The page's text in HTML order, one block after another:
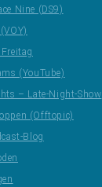
Nine (DS9)
(YouTube)
– Late-Night-Show
(Offtopic)
Blog